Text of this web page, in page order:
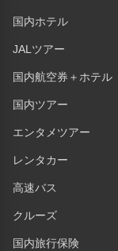
国内ホテル
JALツアー
国内航空券＋ホテル
国内ツアー
エンタメツアー
レンタカー
高速バス
クルーズ
国内旅行保険